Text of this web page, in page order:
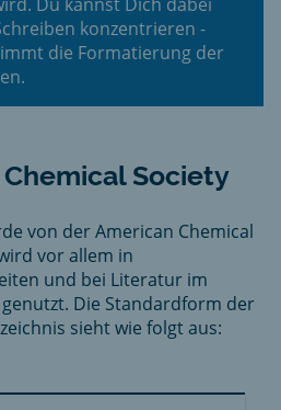
konzentrieren -
die Formatierung der
Society
von der American Chemical
vor allem in
und bei Literatur im
Die Standardform der
sieht wie folgt aus: